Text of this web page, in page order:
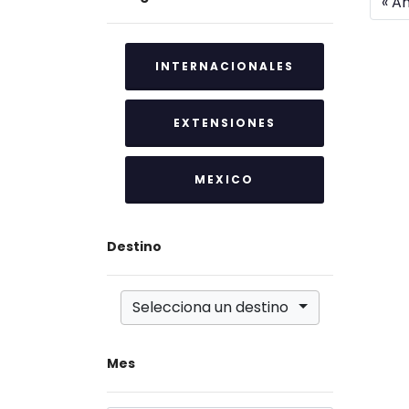
INTERNACIONALES
EXTENSIONES
MEXICO
Destino
Selecciona un destino
Mes